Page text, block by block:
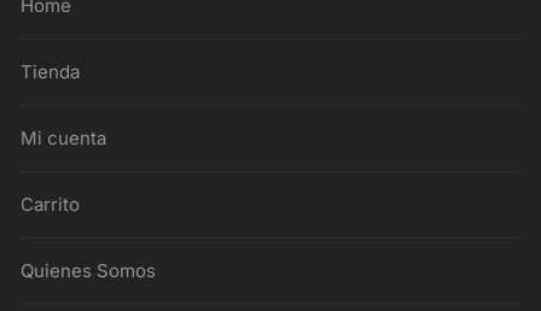
Home
Tienda
Mi cuenta
Carrito
Quienes Somos